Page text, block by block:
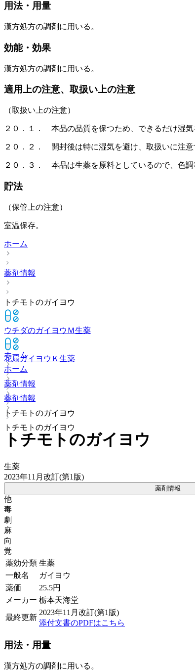
用法・用量
漢方処方の調剤に用いる。
効能・効果
漢方処方の調剤に用いる。
適用上の注意、取扱い上の注意
（取扱い上の注意）
２０．１． 本品の品質を保つため、できるだけ湿
２０．２． 開封後は特に湿気を避け、取扱いに注意
２０．３． 本品は生薬を原料としているので、色調
貯法
（保管上の注意）
室温保存。
ホーム
薬剤情報
トチモトのガイヨウ
ウチダのガイヨウＭ生薬
花扇ガイヨウＫ 生薬
ホーム
薬剤情報
トチモトのガイヨウ
ホーム
薬剤情報
トチモトのガイヨウ
トチモトのガイヨウ
生薬
2023年11月改訂(第1版)
薬剤情報
他
毒
劇
麻
向
覚
薬効分類 生薬
一般名
ガイヨウ
薬価
25.5円
メーカー 栃本天海堂
最終更新
2023年11月改訂(第1版)
添付文書のPDFはこちら
用法・用量
漢方処方の調剤に用いる。